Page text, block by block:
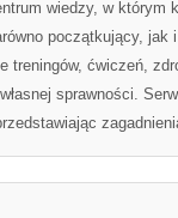
wiedzy, w którym
początkujący, jak
treningów, ćwiczeń,
sprawności.